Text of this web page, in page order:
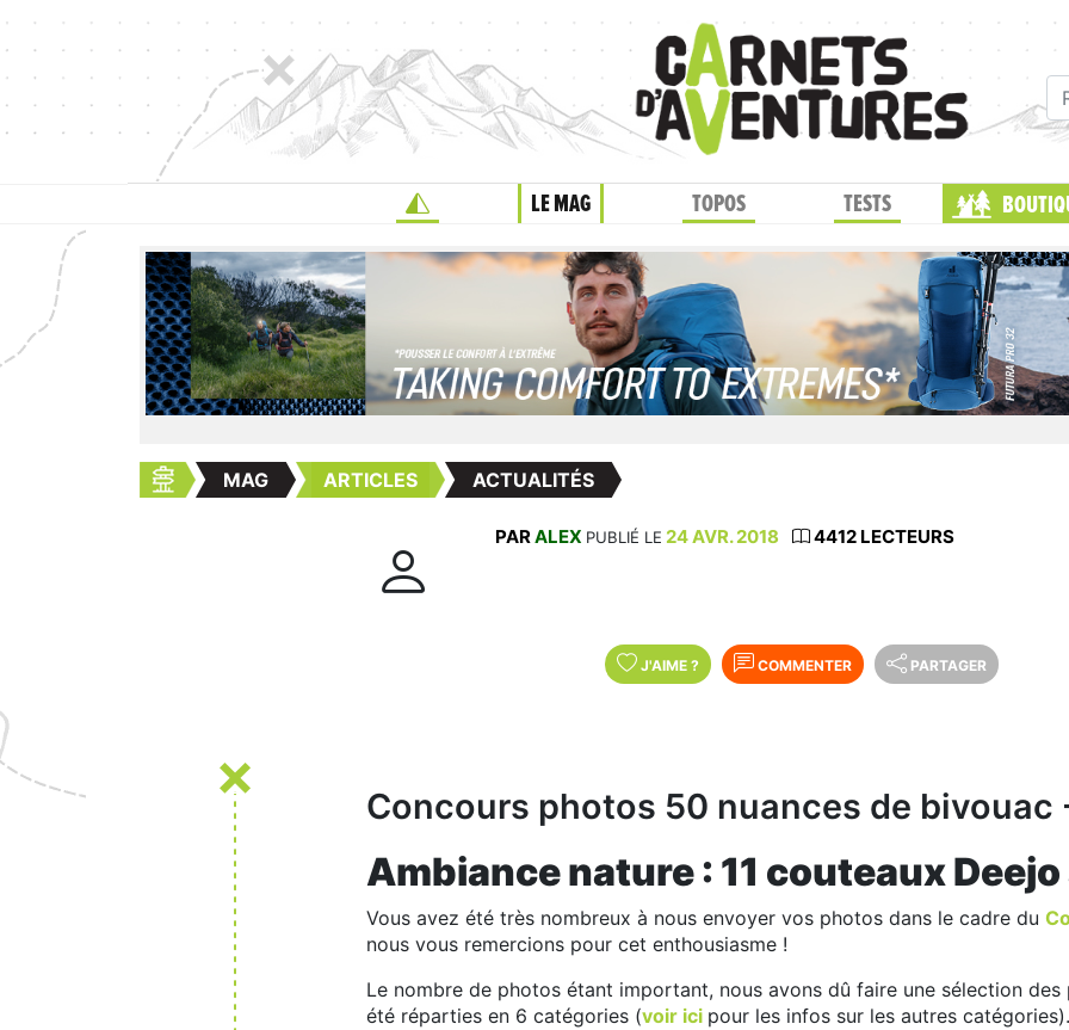
LE MAG TOPOS TESTS
MAG ARTICLES ACTUALITÉS
PARALEX PUBLIÉ LE 24 AVR. 2018 4412 LECTEURS
J'AIME ? COMMENTER PARTAGER
Concours photos 50 nuances de bivouac
Ambiance nature : 11 couteaux
Vous avez été très nombreux à nous envoyer vos photos dans le cadre du
nous vous remercions pour cet enthousiasme !
Le nombre de photos étant important, nous avons dû faire une sélection
été réparties en 6 catégories (voir ici pour les infos sur les autres catégories).